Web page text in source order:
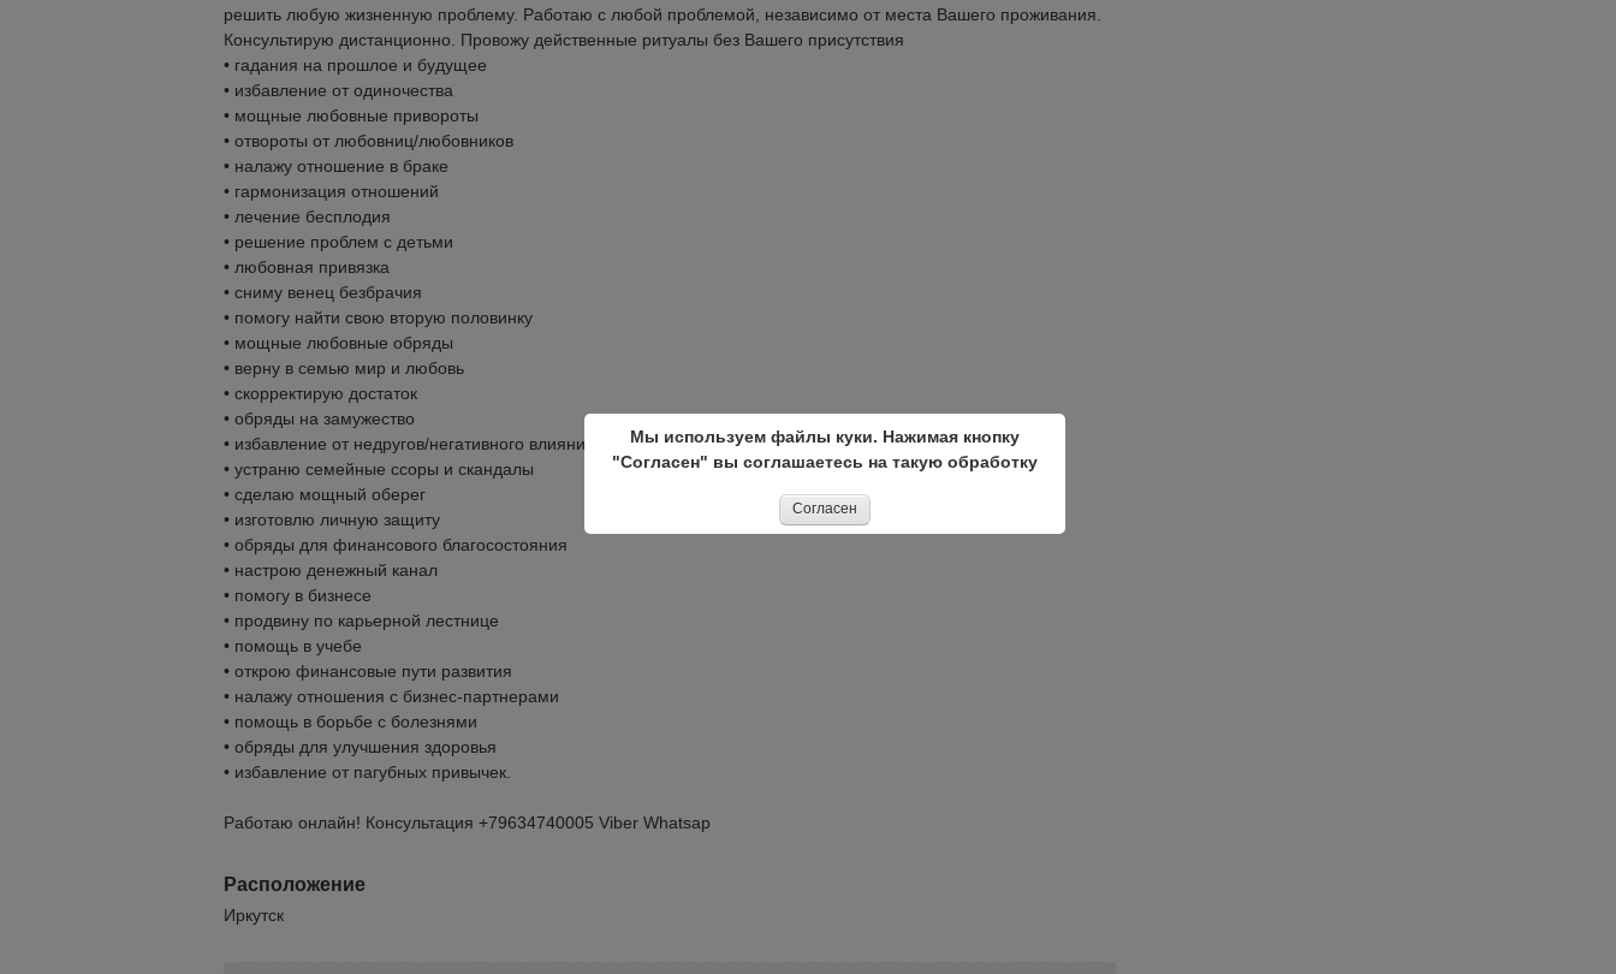
решить любую жизненную проблему. Работаю с любой проблемой, независимо от места Вашего проживания.
Консультирую дистанционно. Провожу действенные ритуалы без Вашего присутствия
• гадания на прошлое и будущее
• избавление от одиночества
• мощные любовные привороты
• отвороты от любовниц/любовников
• налажу отношение в браке
• гармонизация отношений
• лечение бесплодия
• решение проблем с детьми
• любовная привязка
• сниму венец безбрачия
• помогу найти свою вторую половинку
• мощные любовные обряды
• верну в семью мир и любовь
• скорректирую достаток
• обряды на замужество
• избавление от недругов/негативного влияния
• устраню семейные ссоры и скандалы
• сделаю мощный оберег
• изготовлю личную защиту
• обряды для финансового благосостояния
• настрою денежный канал
• помогу в бизнесе
• продвину по карьерной лестнице
• помощь в учебе
• открою финансовые пути развития
• налажу отношения с бизнес-партнерами
• помощь в борьбе с болезнями
• обряды для улучшения здоровья
• избавление от пагубных привычек.
Работаю онлайн! Консультация +79634740005 Viber Whatsap
Расположение
Иркутск
Мы используем файлы куки. Нажимая кнопку
"Согласен" вы соглашаетесь на такую обработку
Согласен